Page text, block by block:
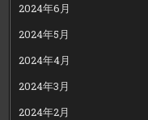
2024年6月
2024年5月
2024年4月
2024年3月
2024年2月